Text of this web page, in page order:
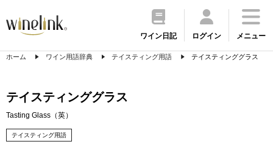
ワイン日記 ログイン メニュー
ホーム ワイン用語辞典 テイスティング用語 テイスティンググラス
テイスティンググラス
Tasting Glass（英）
テイスティング用語